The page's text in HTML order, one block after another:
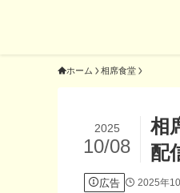
ホーム 相席食堂
相
配
2025
10/08
広告 2025年